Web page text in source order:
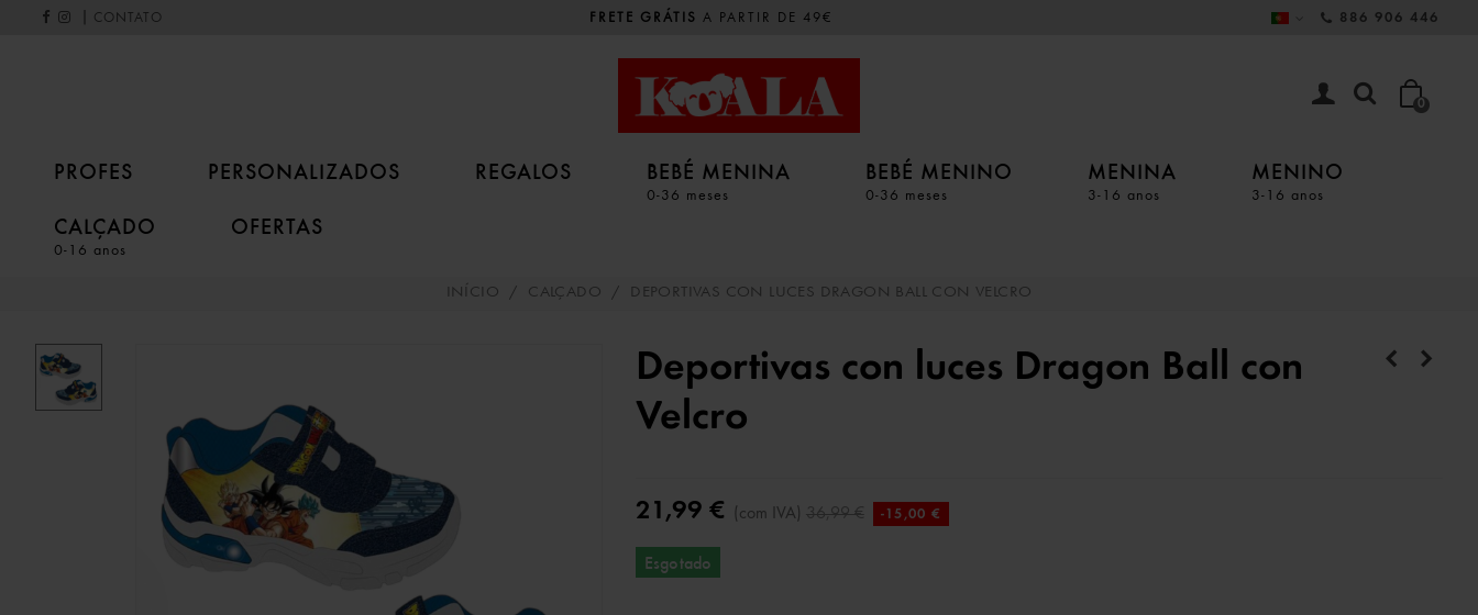
CONTATO FRETE GRÁTIS A PARTIR DE 49€ 886 906 446
0
PROFES PERSONALIZADOS REGALOS BEBÉ MENINA
0-36 meses
BEBÉ MENINO
0-36 meses
MENINA
3-16 anos
MENINO
3-16 anos
CALÇADO
0-16 anos
OFERTAS
INÍCIO / CALÇADO / DEPORTIVAS CON LUCES DRAGON BALL CON VELCRO
Deportivas con luces Dragon Ball con
Velcro
21,99 € (com IVA) 36,99 € -15,00 €
Esgotado